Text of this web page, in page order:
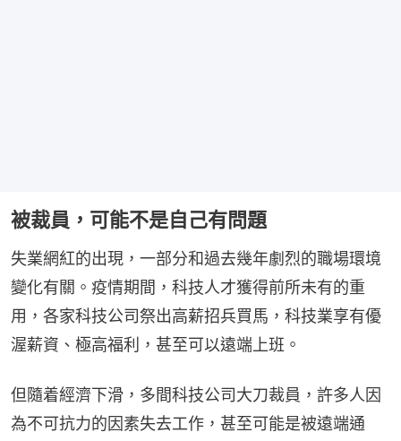
被裁員，可能不是自己有問題
失業網紅的出現，一部分和過去幾年劇烈的職場環境
變化有關。疫情期間，科技人才獲得前所未有的重
用，各家科技公司祭出高薪招兵買馬，科技業享有優
渥薪資、極高福利，甚至可以遠端上班。
但隨着經濟下滑，多間科技公司大刀裁員，許多人因
為不可抗力的因素失去工作，甚至可能是被遠端通